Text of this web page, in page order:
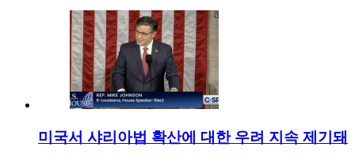
미국서 샤리아법 확산에 대한 우려 지속 제기돼